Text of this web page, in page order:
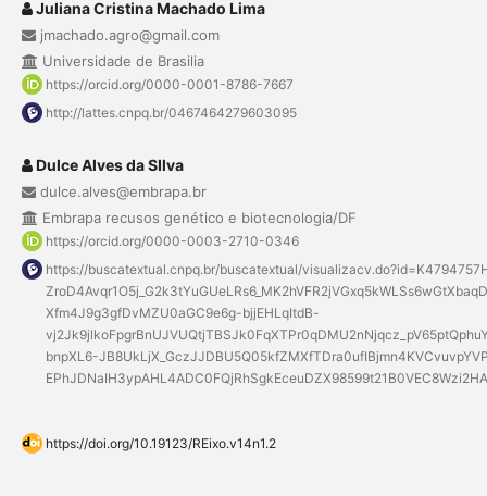
Juliana Cristina Machado Lima
jmachado.agro@gmail.com
Universidade de Brasilia
https://orcid.org/0000-0001-8786-7667
http://lattes.cnpq.br/0467464279603095
Dulce Alves da SIlva
dulce.alves@embrapa.br
Embrapa recusos genético e biotecnologia/DF
https://orcid.org/0000-0003-2710-0346
https://buscatextual.cnpq.br/buscatextual/
Xfm4J9g3gfDvMZU0aGC9e6g-bjjEHLqItdB-
bnpXL6-
https://doi.org/10.19123/REixo.v14n1.2